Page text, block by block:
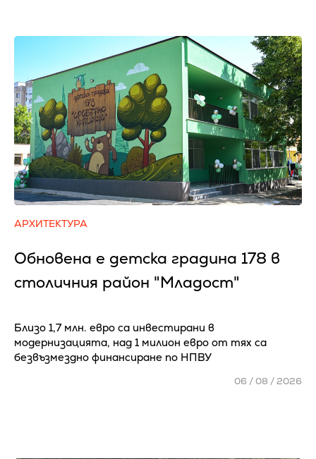
АРХИТЕКТУРА
Обновена е детска градина 178 в
столичния район "Младост"
Близо 1,7 млн. евро са инвестирани в
модернизацията, над 1 милион евро от тях са
безвъзмездно финансиране по НПВУ
06 / 08 / 2026